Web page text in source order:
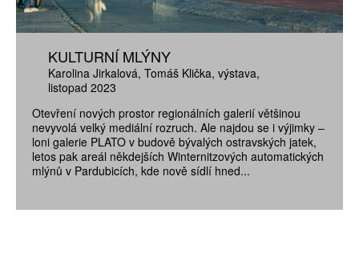
KULTURNÍ MLÝNY
Karolina Jirkalová Tomáš Klička výstava
listopad 2023
Otevření nových prostor regionálních galerií většinou
nevyvolá velký mediální rozruch. Ale najdou se i výjimky –
loni galerie PLATO v budově bývalých ostravských jatek,
letos pak areál někdejších Winternitzových automatických
mlýnů v Pardubicích, kde nově sídlí hned...